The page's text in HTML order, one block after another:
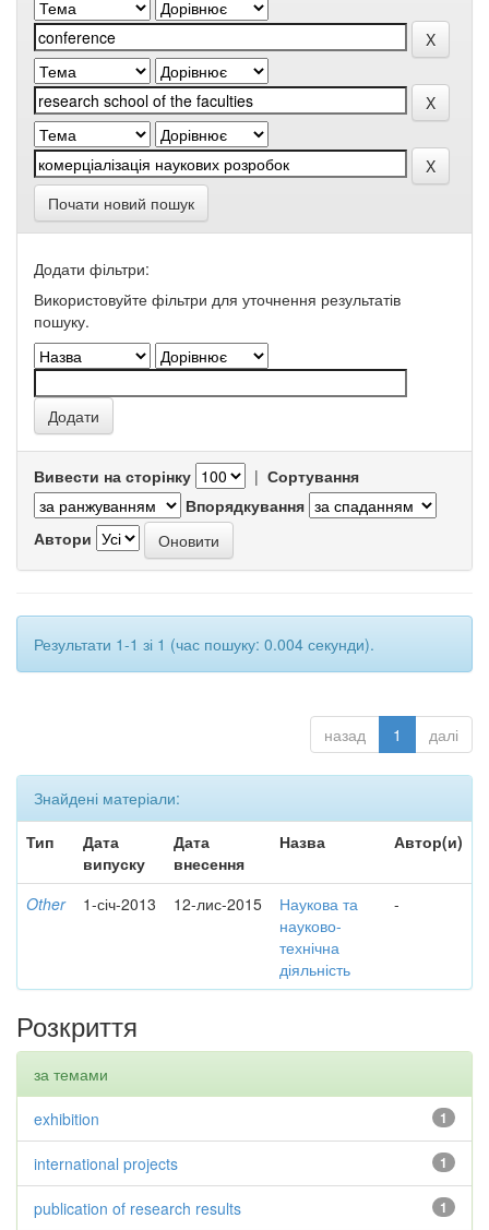
Почати новий пошук
Додати фільтри:
Використовуйте фільтри для уточнення результатів
пошуку.
Вивести на сторінку | Сортування
Впорядкування
Автори
Результати 1-1 зі 1 (час пошуку: 0.004 секунди).
назад 1 далі
Знайдені матеріали:
Тип
Дата
випуску
Дата
внесення
Назва Автор(и)
Other 1-січ-2013 12-лис-2015
Наукова та
науково-
технічна
діяльність
-
Розкриття
за темами
1
exhibition
1
international projects
1
publication of research results